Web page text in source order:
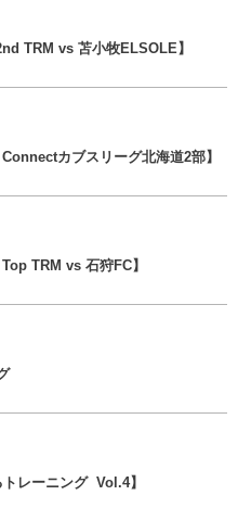
TRM vs 苫小牧ELSOLE】
Connectカブスリーグ北海道2部】
Top TRM vs 石狩FC】
トレーニング Vol.4】